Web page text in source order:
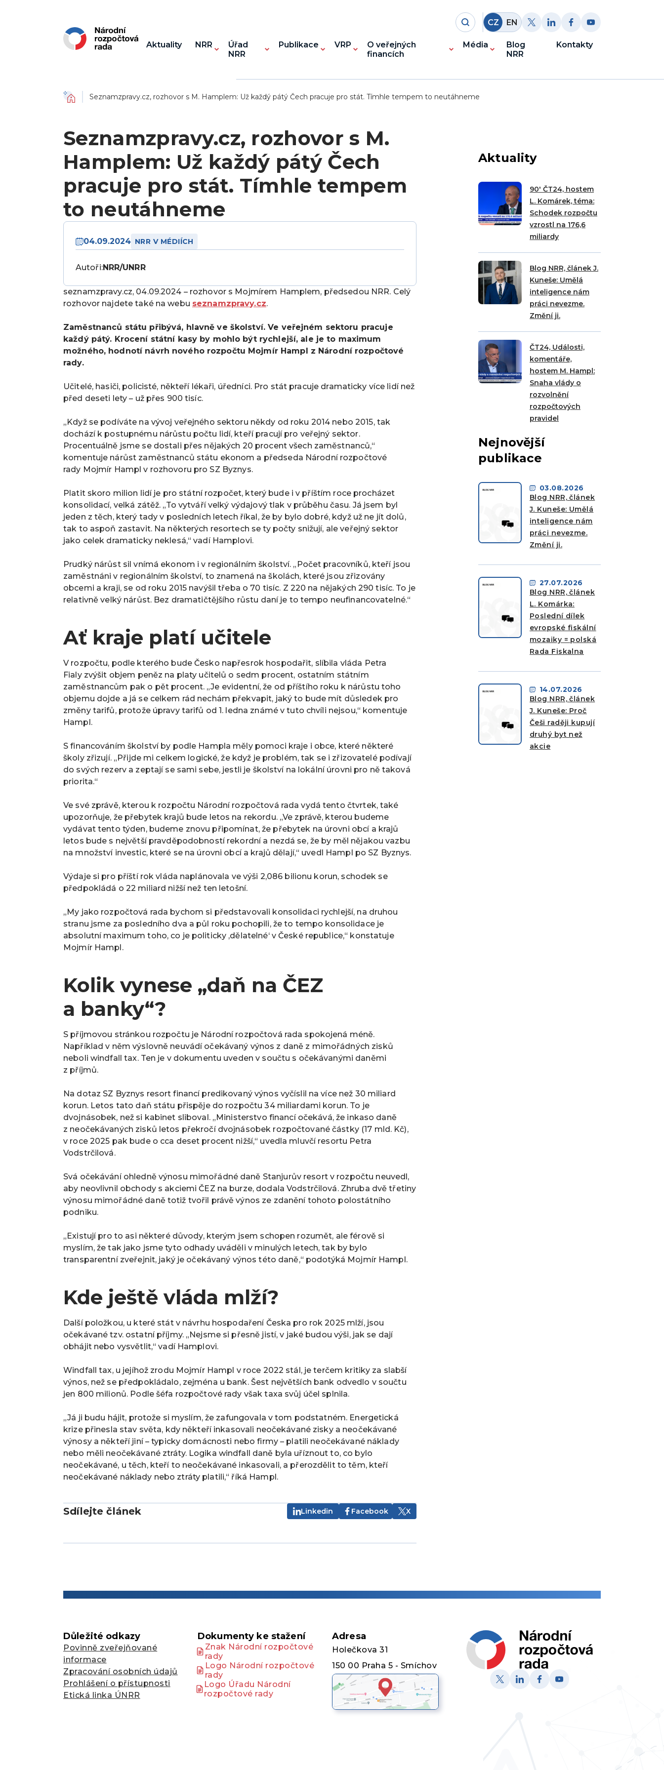
CZ EN
Aktuality NRR
Úřad
NRR
Publikace VRP
O veřejných
financích
Média
Blog
NRR
Kontakty
Domů Seznamzpravy.cz, rozhovor s M. Hamplem: Už každý pátý Čech pracuje pro stát. Tímhle tempem to neutáhneme
Seznamzpravy.cz, rozhovor s M.
Hamplem: Už každý pátý Čech
pracuje pro stát. Tímhle tempem
to neutáhneme
04.09.2024 NRR V MÉDIÍCH
Autoři:NRR/UNRR
seznamzpravy.cz, 04.09.2024 – rozhovor s Mojmírem Hamplem, předsedou NRR. Celý
rozhovor najdete také na webu seznamzpravy.cz.
Zaměstnanců státu přibývá, hlavně ve školství. Ve veřejném sektoru pracuje
každý pátý. Krocení státní kasy by mohlo být rychlejší, ale je to maximum
možného, hodnotí návrh nového rozpočtu Mojmír Hampl z Národní rozpočtové
rady.
Učitelé, hasiči, policisté, někteří lékaři, úředníci. Pro stát pracuje dramaticky více lidí než
před deseti lety – už přes 900 tisíc.
„Když se podíváte na vývoj veřejného sektoru někdy od roku 2014 nebo 2015, tak
dochází k postupnému nárůstu počtu lidí, kteří pracují pro veřejný sektor.
Procentuálně jsme se dostali přes nějakých 20 procent všech zaměstnanců,“
komentuje nárůst zaměstnanců státu ekonom a předseda Národní rozpočtové
rady Mojmír Hampl v rozhovoru pro SZ Byznys.
Platit skoro milion lidí je pro státní rozpočet, který bude i v příštím roce procházet
konsolidací, velká zátěž. „To vytváří velký výdajový tlak v průběhu času. Já jsem byl
jeden z těch, který tady v posledních letech říkal, že by bylo dobré, když už ne jít dolů,
tak to aspoň zastavit. Na některých resortech se ty počty snižují, ale veřejný sektor
jako celek dramaticky neklesá,“ vadí Hamplovi.
Prudký nárůst sil vnímá ekonom i v regionálním školství. „Počet pracovníků, kteří jsou
zaměstnáni v regionálním školství, to znamená na školách, které jsou zřizovány
obcemi a kraji, se od roku 2015 navýšil třeba o 70 tisíc. Z 220 na nějakých 290 tisíc. To je
relativně velký nárůst. Bez dramatičtějšího růstu daní je to tempo neufinancovatelné.“
Ať kraje platí učitele
V rozpočtu, podle kterého bude Česko napřesrok hospodařit, slíbila vláda Petra
Fialy zvýšit objem peněz na platy učitelů o sedm procent, ostatním státním
zaměstnancům pak o pět procent. „Je evidentní, že od příštího roku k nárůstu toho
objemu dojde a já se celkem rád nechám překvapit, jaký to bude mít důsledek pro
změny tarifů, protože úpravy tarifů od 1. ledna známé v tuto chvíli nejsou,“ komentuje
Hampl.
S financováním školství by podle Hampla měly pomoci kraje i obce, které některé
školy zřizují. „Přijde mi celkem logické, že když je problém, tak se i zřizovatelé podívají
do svých rezerv a zeptají se sami sebe, jestli je školství na lokální úrovni pro ně taková
priorita.“
Ve své zprávě, kterou k rozpočtu Národní rozpočtová rada vydá tento čtvrtek, také
upozorňuje, že přebytek krajů bude letos na rekordu. „Ve zprávě, kterou budeme
vydávat tento týden, budeme znovu připomínat, že přebytek na úrovni obcí a krajů
letos bude s největší pravděpodobností rekordní a nezdá se, že by měl nějakou vazbu
na množství investic, které se na úrovni obcí a krajů dělají,“ uvedl Hampl po SZ Byznys.
Výdaje si pro příští rok vláda naplánovala ve výši 2,086 bilionu korun, schodek se
předpokládá o 22 miliard nižší než ten letošní.
„My jako rozpočtová rada bychom si představovali konsolidaci rychlejší, na druhou
stranu jsme za posledního dva a půl roku pochopili, že to tempo konsolidace je
absolutní maximum toho, co je politicky ‚dělatelné‘ v České republice,“ konstatuje
Mojmír Hampl.
Kolik vynese „daň na ČEZ
a banky“?
S příjmovou stránkou rozpočtu je Národní rozpočtová rada spokojená méně.
Například v něm výslovně neuvádí očekávaný výnos z daně z mimořádných zisků
neboli windfall tax. Ten je v dokumentu uveden v součtu s očekávanými daněmi
z příjmů.
Na dotaz SZ Byznys resort financí predikovaný výnos vyčíslil na více než 30 miliard
korun. Letos tato daň státu přispěje do rozpočtu 34 miliardami korun. To je
dvojnásobek, než si kabinet sliboval. „Ministerstvo financí očekává, že inkaso daně
z neočekávaných zisků letos překročí dvojnásobek rozpočtované částky (17 mld. Kč),
v roce 2025 pak bude o cca deset procent nižší,“ uvedla mluvčí resortu Petra
Vodstrčilová.
Svá očekávání ohledně výnosu mimořádné daně Stanjurův resort v rozpočtu neuvedl,
aby neovlivnil obchody s akciemi ČEZ na burze, dodala Vodstrčilová. Zhruba dvě třetiny
výnosu mimořádné daně totiž tvořil právě výnos ze zdanění tohoto polostátního
podniku.
„Existují pro to asi některé důvody, kterým jsem schopen rozumět, ale férově si
myslím, že tak jako jsme tyto odhady uváděli v minulých letech, tak by bylo
transparentní zveřejnit, jaký je očekávaný výnos této daně,“ podotýká Mojmír Hampl.
Kde ještě vláda mlží?
Další položkou, u které stát v návrhu hospodaření Česka pro rok 2025 mlží, jsou
očekávané tzv. ostatní příjmy. „Nejsme si přesně jistí, v jaké budou výši, jak se dají
obhájit nebo vysvětlit,“ vadí Hamplovi.
Windfall tax, u jejíhož zrodu Mojmír Hampl v roce 2022 stál, je terčem kritiky za slabší
výnos, než se předpokládalo, zejména u bank. Šest největších bank odvedlo v součtu
jen 800 milionů. Podle šéfa rozpočtové rady však taxa svůj účel splnila.
„Já ji budu hájit, protože si myslím, že zafungovala v tom podstatném. Energetická
krize přinesla stav světa, kdy někteří inkasovali neočekávané zisky a neočekávané
výnosy a někteří jiní – typicky domácnosti nebo firmy – platili neočekávané náklady
nebo měli neočekávané ztráty. Logika windfall daně byla uříznout to, co bylo
neočekávané, u těch, kteří to neočekávané inkasovali, a přerozdělit to těm, kteří
neočekávané náklady nebo ztráty platili,“ říká Hampl.
Sdílejte článek Linkedin Facebook X
Aktuality
90′ ČT24, hostem
L. Komárek, téma:
Schodek rozpočtu
vzrostl na 176,6
miliardy
Blog NRR, článek J.
Kuneše: Umělá
inteligence nám
práci nevezme.
Změní ji.
ČT24, Události,
komentáře,
hostem M. Hampl:
Snaha vlády o
rozvolnění
rozpočtových
pravidel
Nejnovější
publikace
03.08.2026
Blog NRR, článek
J. Kuneše: Umělá
inteligence nám
práci nevezme.
Změní ji.
27.07.2026
Blog NRR, článek
L. Komárka:
Poslední dílek
evropské fiskální
mozaiky = polská
Rada Fiskalna
14.07.2026
Blog NRR, článek
J. Kuneše: Proč
Češi raději kupují
druhý byt než
akcie
Důležité odkazy
Povinně zveřejňované
informace
Zpracování osobních údajů
Prohlášení o přístupnosti
Etická linka ÚNRR
Dokumenty ke stažení
Znak Národní rozpočtové
rady
Logo Národní rozpočtové
rady
Logo Úřadu Národní
rozpočtové rady
Adresa
Holečkova 31
150 00 Praha 5 - Smíchov